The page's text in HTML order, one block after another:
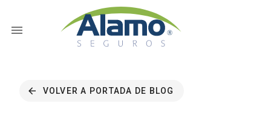
VOLVER A PORTADA DE BLOG